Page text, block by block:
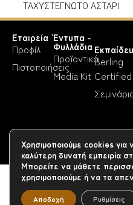
ΤΑΧΥΣΤΕΓΝΩΤΟ ΑΣΤΑΡΙ
Εταιρεία
Προφίλ
Πιστοποιήσεις
Έντυπα -
Φυλλάδια
Προϊοντικά
Media Kit
Berling
Certified
Copyright
Χρησιμοποιούμε cookies
καλύτερη δυνατή εμπειρία
Μπορείτε να μάθετε
χρησιμοποιούμε ή να τα
Αποδοχή Ρυθμίσεις